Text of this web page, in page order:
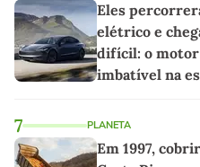
Eles
elétrico e
difícil: o motor
imbatível na
7 PLANETA
Em 1997,